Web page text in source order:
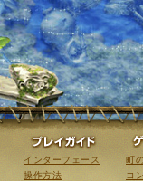
ゲーム紹介
インターフェース
操作方法
町
コ